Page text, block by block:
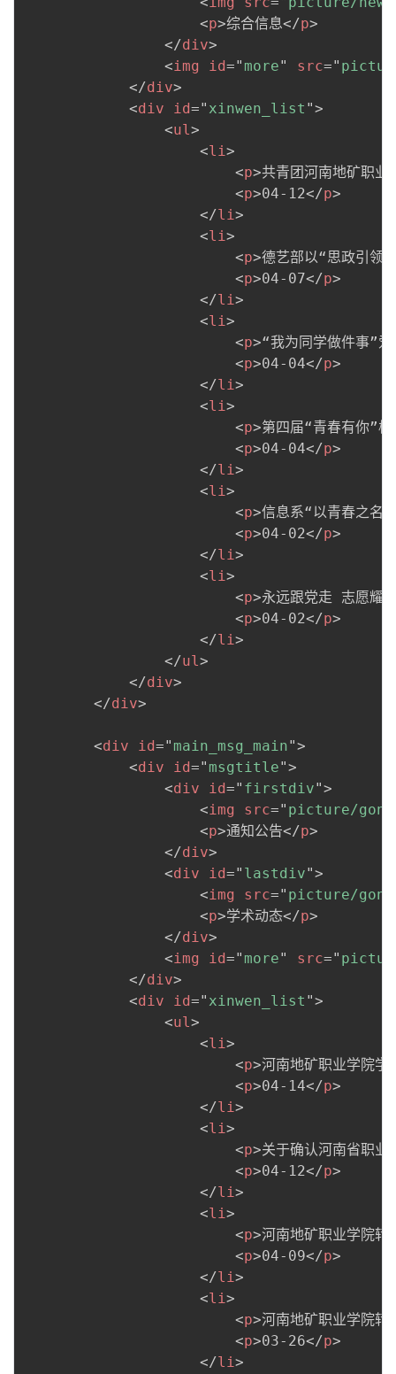
<p>综合信息</p>
</div>
<img id=" more" src="
</div>
<div id=" xinwen_list ">
<ul>
<li>
<p>共青团河南地矿职业
<p>04-12</p>
</li>
<li>
<p>德艺部以“思政引领
<p>04-07</p>
</li>
<li>
<p>“我为同学做件事”
<p>04-04</p>
</li>
<li>
<p>第四届“青春有你”
<p>04-04</p>
</li>
<li>
<p>信息系“以青春之名
<p>04-02</p>
</li>
<li>
<p>永远跟党走 志愿耀
<p>04-02</p>
</li>
</ul>
</div>
</div>
<div id=" main_msg_main">
<div id=" msgtitle">
<div id=" firstdiv">
<img src=" picture/
<p>通知公告</p>
</div>
<div id=" lastdiv">
<img src=" picture/
<p>学术动态</p>
</div>
<img id=" more" src="
</div>
<div id=" xinwen_list ">
<ul>
<li>
<p>河南地矿职业学院
<p>04-14</p>
</li>
<li>
<p>关于确认河南省职
<p>04-12</p>
</li>
<li>
<p>河南地矿职业学院
<p>04-09</p>
</li>
<li>
<p>河南地矿职业学院
<p>03-26</p>
</li>